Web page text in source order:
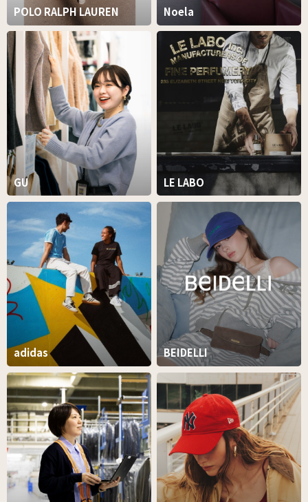
POLO RALPH LAUREN Noela
GU LE LABO
adidas BEIDELLI